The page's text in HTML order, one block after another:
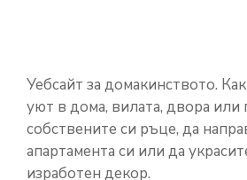
Уебсайт за домакинството.
уют в дома, вилата, двора или
собствените си ръце, да
апартамента си или да
изработен декор.